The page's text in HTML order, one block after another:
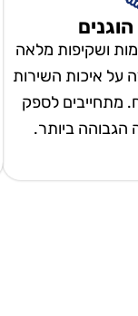
ושקיפות מלאה
על איכות השירות
מתחייבים לספק
ביותר.